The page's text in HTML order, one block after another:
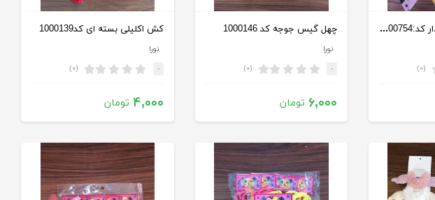
کش دنباله دار طرح دار کد:1000754
(۰)
چهل گیس جوجه کد 1000146
نورا
- (۰)
۶,۰۰۰ تومان
کش اکلیلی بسته ای کد1000139
نورا
- (۰)
۴,۰۰۰ تومان